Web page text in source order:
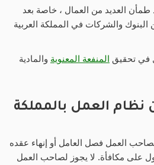
العديد من العمال ، خاصة بعد
والشركات في المملكة العربية
في تحقيق المنفعة المعنوية والمادية
العمل فصل العامل أو إنهاء عقده
على مكافأة. لا يجوز لصاحب العمل